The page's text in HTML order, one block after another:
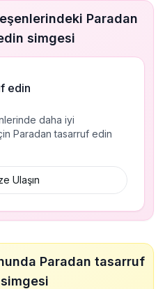
Paradan
simgesi
edin
daha iyi
Paradan tasarruf edin
Ulaşın
Paradan tasarruf